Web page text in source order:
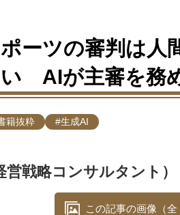
ポーツの審判は人
AIが主審を務
籍抜粋 #生成AI
営戦略コンサルタント）
この記事の画像（全